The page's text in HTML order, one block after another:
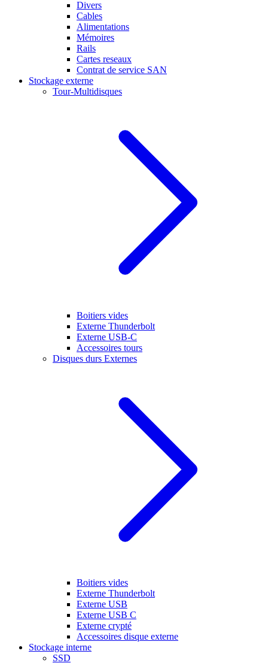
Divers
Cables
Alimentations
Mémoires
Rails
Cartes reseaux
Contrat de service SAN
Stockage externe
Tour-Multidisques
Boitiers vides
Externe Thunderbolt
Externe USB-C
Accessoires tours
Disques durs Externes
Boitiers vides
Externe Thunderbolt
Externe USB
Externe USB C
Externe crypté
Accessoires disque externe
Stockage interne
SSD